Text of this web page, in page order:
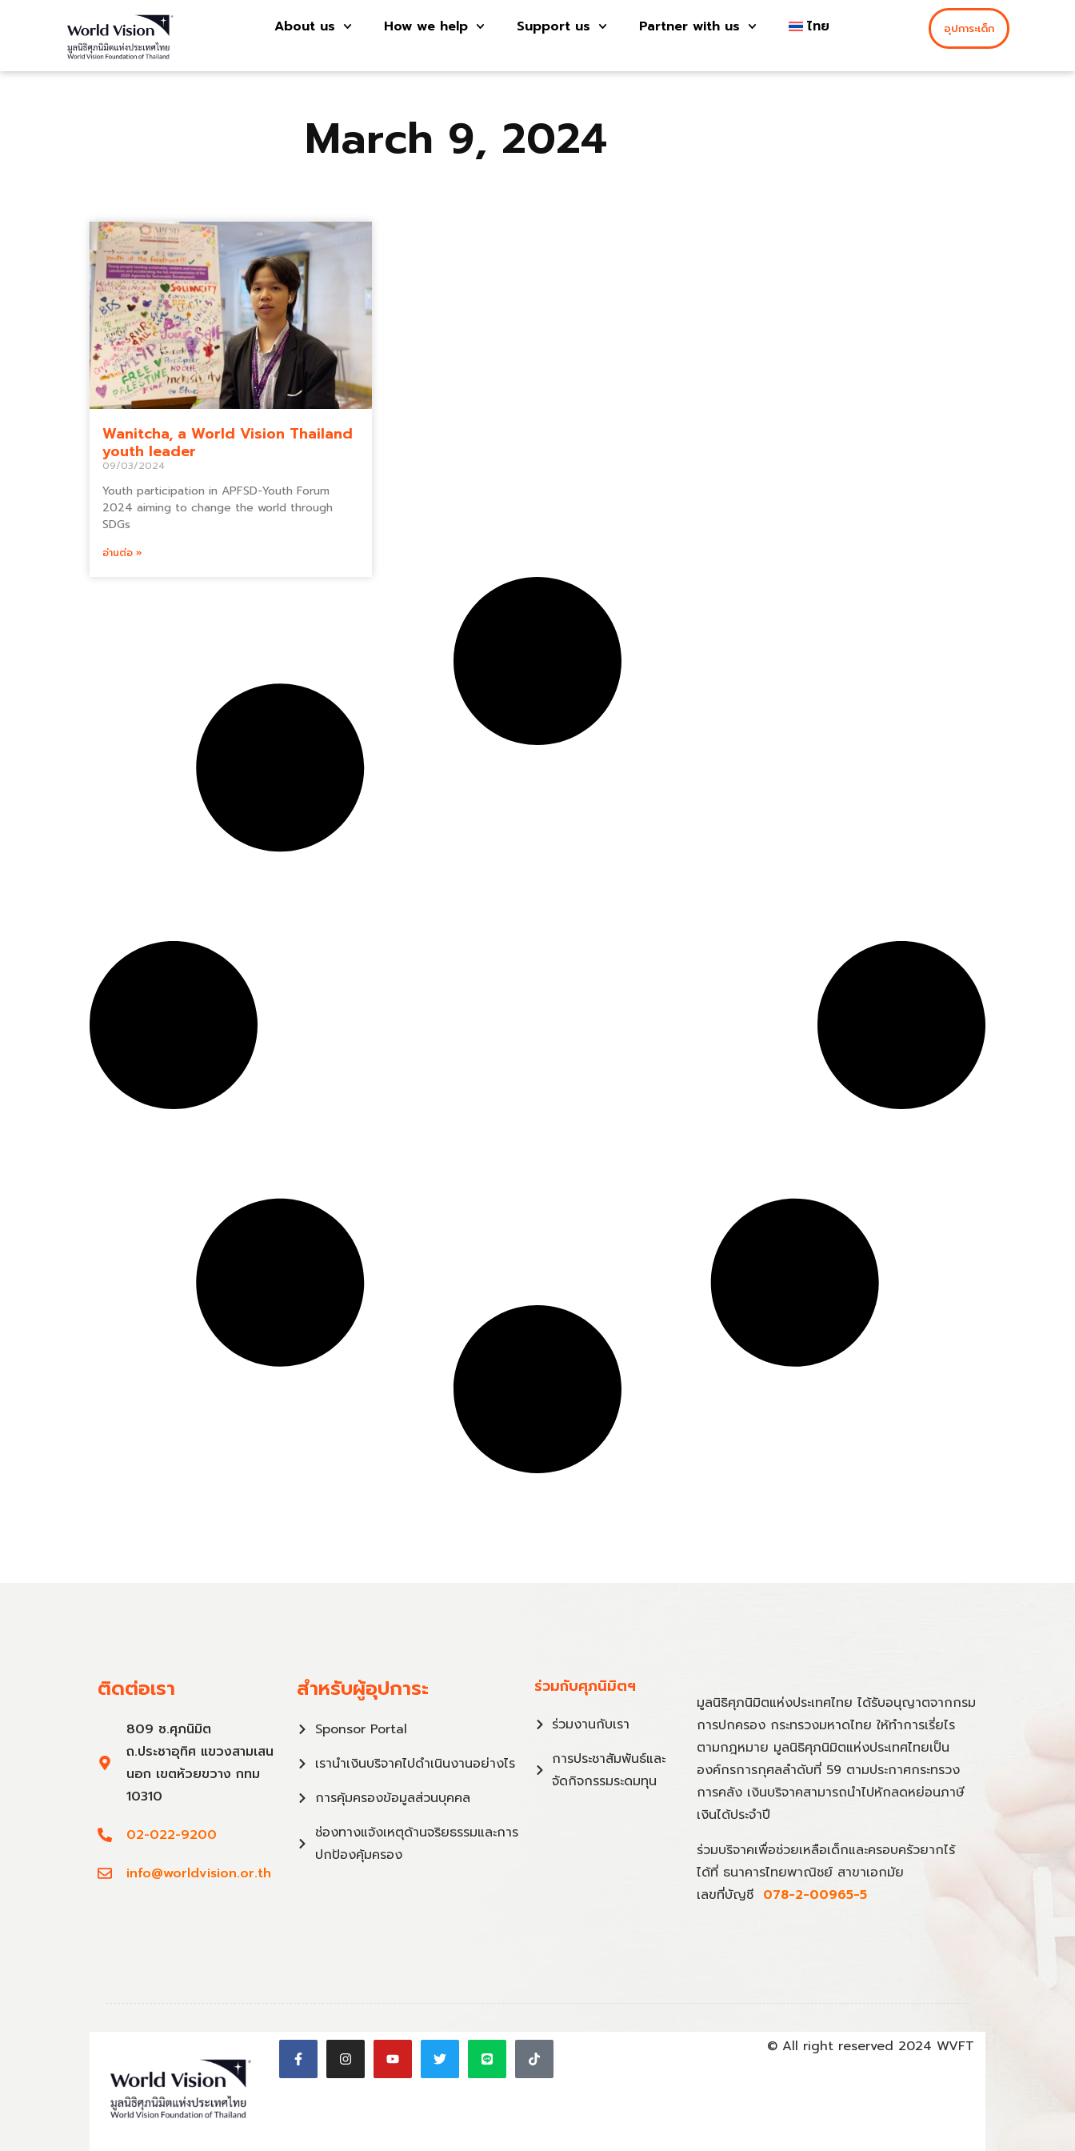
About us How we help Support us Partner with us ไทย อุปการะเด็ก
March 9, 2024
Wanitcha, a World Vision Thailand
youth leader
09/03/2024
Youth participation in APFSD-Youth Forum
2024 aiming to change the world through
SDGs
อ่านต่อ »
ติดต่อเรา
809 ซ.ศุภนิมิต
ถ.ประชาอุทิศ แขวงสามเสน
นอก เขตห้วยขวาง กทม
10310
02-022-9200
info@worldvision.or.th
สำหรับผู้อุปการะ
Sponsor Portal
เรานำเงินบริจาคไปดำเนินงานอย่างไร
การคุ้มครองข้อมูลส่วนบุคคล
ช่องทางแจ้งเหตุด้านจริยธรรมและการ
ปกป้องคุ้มครอง
ร่วมกับศุภนิมิตฯ
ร่วมงานกับเรา
การประชาสัมพันธ์และ
จัดกิจกรรมระดมทุน
มูลนิธิศุภนิมิตแห่งประเทศไทย ได้รับอนุญาตจากกรม
การปกครอง กระทรวงมหาดไทย ให้ทำการเรี่ยไร
ตามกฎหมาย มูลนิธิศุภนิมิตแห่งประเทศไทยเป็น
องค์กรการกุศลลำดับที่ 59 ตามประกาศกระทรวง
การคลัง เงินบริจาคสามารถนำไปหักลดหย่อนภาษี
เงินได้ประจำปี
ร่วมบริจาคเพื่อช่วยเหลือเด็กและครอบครัวยากไร้
ได้ที่ ธนาคารไทยพาณิชย์ สาขาเอกมัย
เลขที่บัญชี 078-2-00965-5
© All right reserved 2024 WVFT